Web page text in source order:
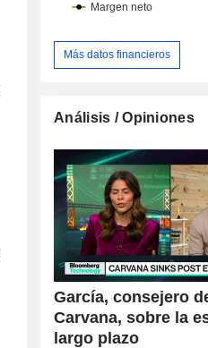
Más datos financieros
Análisis / Opiniones
García, consejero
Carvana, sobre la
largo plazo